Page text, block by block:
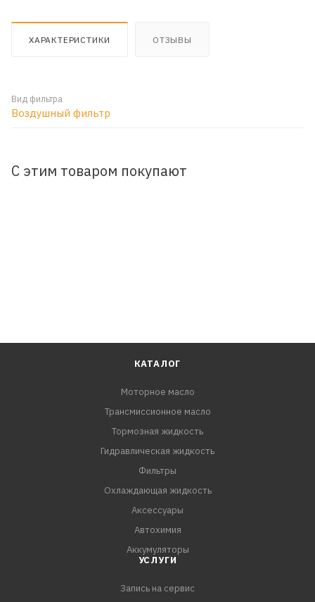
ХАРАКТЕРИСТИКИ ОТЗЫВЫ
Вид фильтра
Воздушный фильтр
С этим товаром покупают
КАТАЛОГ
Моторное масло
Трансмиссионное масло
Тормозная жидкость
Гидравлическая жидкость
Фильтры
Охлаждающая жидкость
Аксессуары
Автохимия
Аккумуляторы
УСЛУГИ
Запись на сервис